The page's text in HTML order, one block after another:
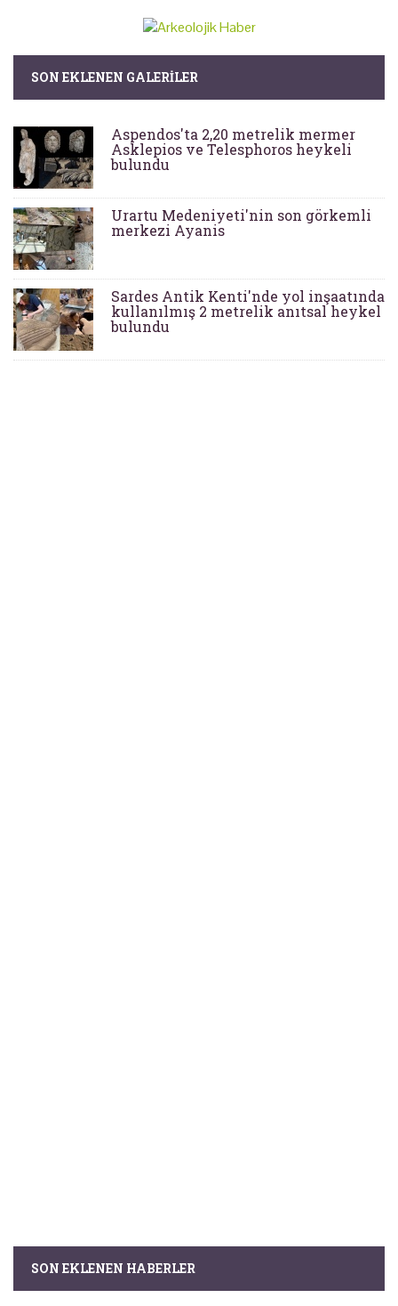
SON EKLENEN GALERILER
Aspendos'ta 2,20 metrelik mermer
Asklepios ve Telesphoros heykeli
bulundu
Urartu Medeniyeti'nin son görkemli
merkezi Ayanis
Sardes Antik Kenti'nde yol inşaatında
kullanılmış 2 metrelik anıtsal heykel
bulundu
SON EKLENEN HABERLER